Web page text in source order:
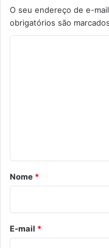
O seu endereço de e-
obrigatórios são
r
i
o
*
Nome *
E-mail *